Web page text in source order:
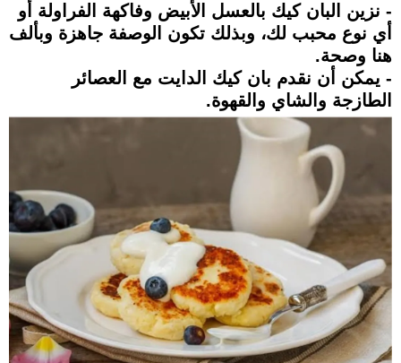
- نزين البان كيك بالعسل الأبيض وفاكهة الفراولة أو
أي نوع محبب لك، وبذلك تكون الوصفة جاهزة وبألف
هنا وصحة.
- يمكن أن نقدم بان كيك الدايت مع العصائر
الطازجة والشاي والقهوة.